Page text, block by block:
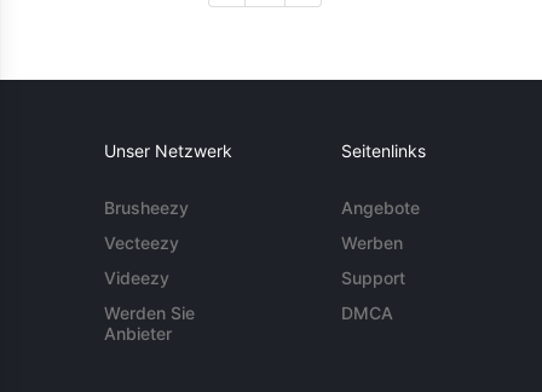
Unser Netzwerk
Brusheezy
Vecteezy
Videezy
Werden Sie
Anbieter
Seitenlinks
Angebote
Werben
Support
DMCA